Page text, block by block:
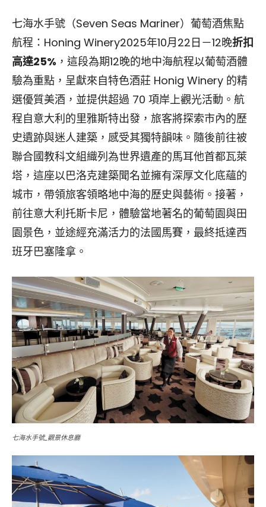
七海水手號（Seven Seas Mariner）葡萄酒焦點
航程：Honing Winery2025年10月22日－12晚折扣
高達25% ，這段為期12晚的地中海航程以葡萄酒體
驗為重點，呈獻來自特色酒莊 Honig Winery 的精
選優質美酒，並提供超過 70 項岸上觀光活動。航
程自意大利的里雅斯特出發，旅客將探索市內的歷
史遺跡與迷人建築，感受其獨特韻味。隨後前往被
聯合國教科文組織列為世界遺產的馬耳他首都瓦萊
塔，這座以巴洛克建築聞名並擁有深厚文化底蘊的
城市，帶領旅客領略地中海的歷史與藝術。接著，
前往意大利托斯卡尼，體驗當地著名的葡萄園與田
園景色，並途經充滿活力的法國馬賽，最終抵達西
班牙巴塞隆拿。
七海水手號_觀景休息廳